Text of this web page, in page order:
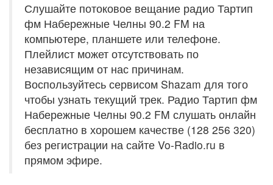
Слушайте потоковое вещание радио Тартип
фм Набережные Челны 90.2 FM на
компьютере, планшете или телефоне.
Плейлист может отсутствовать по
независящим от нас причинам.
Воспользуйтесь сервисом Shazam для того
чтобы узнать текущий трек. Радио Тартип фм
Набережные Челны 90.2 FM слушать онлайн
бесплатно в хорошем качестве (128 256 320)
без регистрации на сайте Vo-Radio.ru в
прямом эфире.